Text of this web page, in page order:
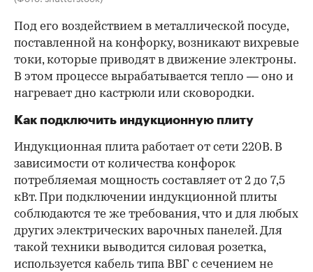
Под его воздействием в металлической посуде,
поставленной на конфорку, возникают вихревые
токи, которые приводят в движение электроны.
В этом процессе вырабатывается тепло — оно и
нагревает дно кастрюли или сковородки.
Как подключить индукционную плиту
Индукционная плита работает от сети 220В. В
зависимости от количества конфорок
потребляемая мощность составляет от 2 до 7,5
кВт. При подключении индукционной плиты
соблюдаются те же требования, что и для любых
других электрических варочных панелей. Для
такой техники выводится силовая розетка,
используется кабель типа ВВГ с сечением не